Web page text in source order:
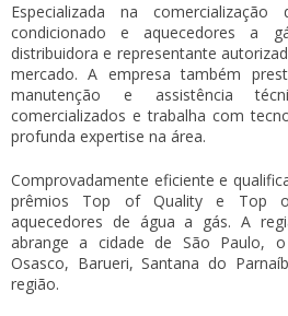
Especializada na
condicionado e aquecedores a
distribuidora e representante
mercado. A empresa também
manutenção e assistência
comercializados e trabalha com
profunda expertise na área.
Comprovadamente eficiente e
prêmios Top of Quality e Top
aquecedores de água a gás. A
abrange a cidade de São Paulo, o
Osasco, Barueri, Santana do
região.